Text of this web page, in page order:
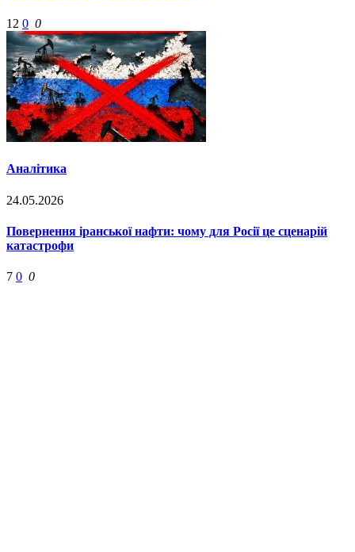
12 0 0
Аналітика
24.05.2026
Повернення іранської нафти: чому для Росії це сценарій
катастрофи
7 0 0